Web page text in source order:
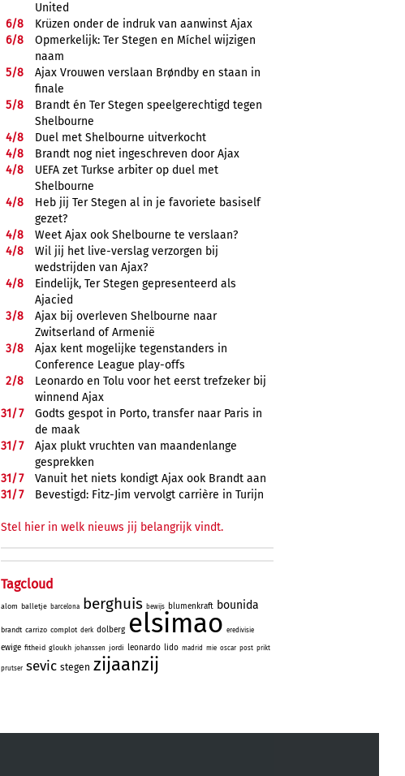
United
6/8
Krüzen onder de indruk van aanwinst Ajax
6/8
Opmerkelijk: Ter Stegen en Míchel wijzigen
naam
5/8
Ajax Vrouwen verslaan Brøndby en staan in
finale
5/8
Brandt én Ter Stegen speelgerechtigd tegen
Shelbourne
4/8
Duel met Shelbourne uitverkocht
4/8
Brandt nog niet ingeschreven door Ajax
4/8
UEFA zet Turkse arbiter op duel met
Shelbourne
4/8
Heb jij Ter Stegen al in je favoriete basiself
gezet?
4/8
Weet Ajax ook Shelbourne te verslaan?
4/8
Wil jij het live-verslag verzorgen bij
wedstrijden van Ajax?
4/8
Eindelijk, Ter Stegen gepresenteerd als
Ajacied
3/8
Ajax bij overleven Shelbourne naar
Zwitserland of Armenië
3/8
Ajax kent mogelijke tegenstanders in
Conference League play-offs
2/8
Leonardo en Tolu voor het eerst trefzeker bij
winnend Ajax
31/7
Godts gespot in Porto, transfer naar Paris in
de maak
31/7
Ajax plukt vruchten van maandenlange
gesprekken
31/7
Vanuit het niets kondigt Ajax ook Brandt aan
31/7 Bevestigd: Fitz-Jim vervolgt carrière in Turijn
Stel hier in welk nieuws jij belangrijk vindt.
Tagcloud
alom balletje barcelona berghuis bewijs blumenkraft bounida
brandt carrizo complot derk dolberg elsimao eredivisie
ewige fitheid gloukh johanssen jordi leonardo lido madrid mie oscar post prikt
prutser sevic stegen zijaanzij